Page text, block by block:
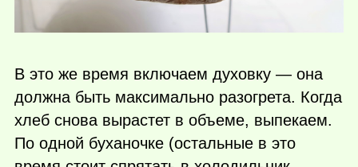
В это же время включаем духовку — она
должна быть максимально разогрета. Когда
хлеб снова вырастет в объеме, выпекаем.
По одной буханочке (остальные в это